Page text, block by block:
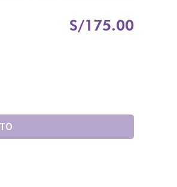
S/175.00